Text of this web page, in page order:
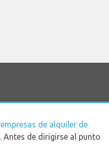
empresas de alquiler de
. Antes de dirigirse al punto